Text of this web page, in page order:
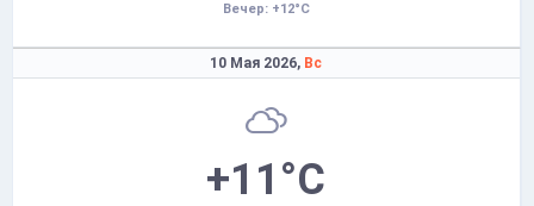
Вечер: +12°C
10 Мая 2026, Вс
+11°C